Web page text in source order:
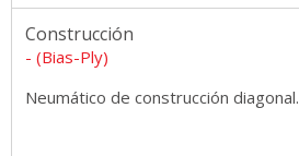
Construcción
- (Bias-Ply)
Neumático de construcción diagonal.